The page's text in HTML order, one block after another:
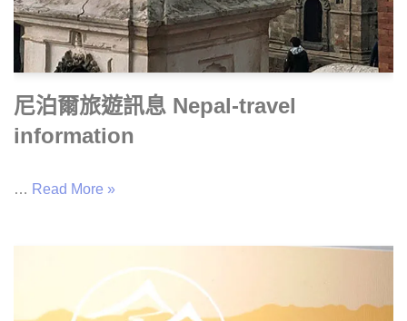
尼泊爾旅遊訊息 Nepal-travel
information
… Read More »